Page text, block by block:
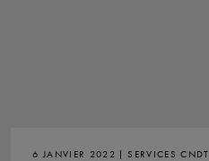
6 JANVIER 2022 | SERVICES CNDT